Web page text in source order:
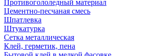
Противогололедный материал
Цементно-песчаная смесь
Шпатлевка
Штукатурка
Сетка металлическая
Клей, герметик, пена